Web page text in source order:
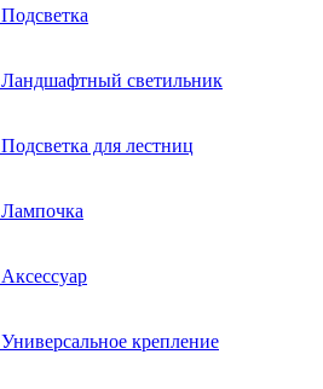
Подсветка
Ландшафтный светильник
Подсветка для лестниц
Лампочка
Аксессуар
Универсальное крепление